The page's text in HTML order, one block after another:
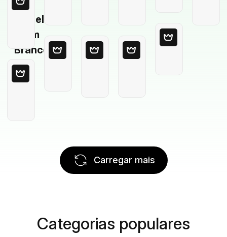
Modelo
em
Branco
Carregar mais
Categorias populares